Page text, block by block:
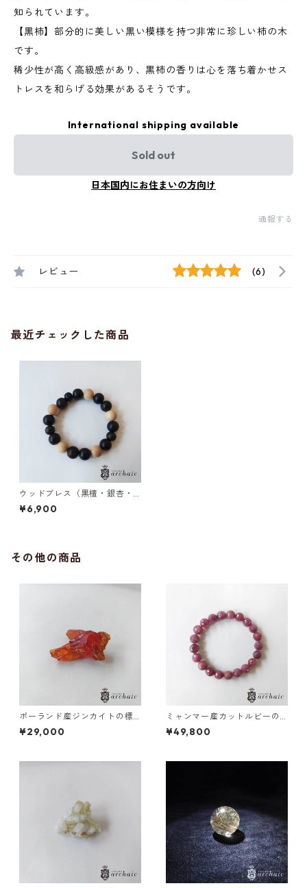
知られています。
【黒柿】部分的に美しい黒い模様を持つ非常に珍しい柿の木
です。
稀少性が高く高級感があり、黒柿の香りは心を落ち着かせス
トレスを和らげる効果があるそうです。
International shipping available
Sold out
日本国内にお住まいの方向け
通報する
レビュー (6)
最近チェックした商品
ウッドブレス（黒檀・銀杏・
黒柿）
¥6,900
その他の商品
ポーランド産ジンカイトの標
本（赤）
¥29,000
ミャンマー産カットルビーの
ブレスレット(8.5mm)
¥49,800